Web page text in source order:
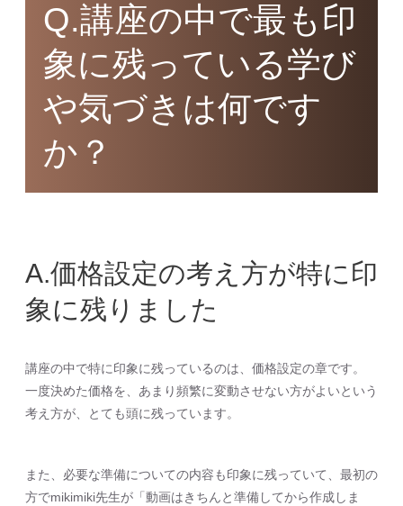
Q.講座の中で最も印
象に残っている学び
や気づきは何です
か？
A.価格設定の考え方が特に印
象に残りました
講座の中で特に印象に残っているのは、価格設定の章です。
一度決めた価格を、あまり頻繁に変動させない方がよいという
考え方が、とても頭に残っています。
また、必要な準備についての内容も印象に残っていて、最初の
方でmikimiki先生が「動画はきちんと準備してから作成しま